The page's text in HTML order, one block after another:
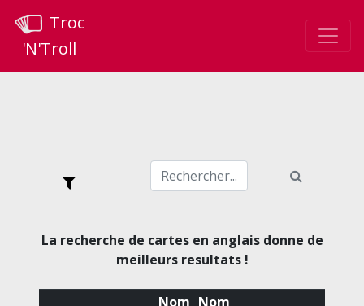
Troc
'N'Troll
La recherche de cartes en anglais donne de
meilleurs resultats !
Nom Nom